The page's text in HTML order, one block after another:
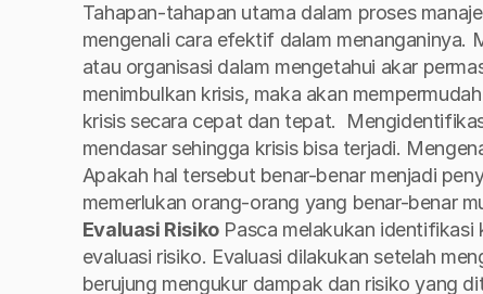
Tahapan-tahapan utama dalam proses
mengenali cara efektif dalam menanganinya.
atau organisasi dalam mengetahui akar
menimbulkan krisis, maka akan
krisis secara cepat dan tepat.
mendasar sehingga krisis bisa terjadi.
Apakah hal tersebut benar-benar menjadi
memerlukan orang-orang yang benar-benar
Evaluasi Risiko Pasca melakukan identifikasi
evaluasi risiko. Evaluasi dilakukan setelah
berujung mengukur dampak dan risiko yang